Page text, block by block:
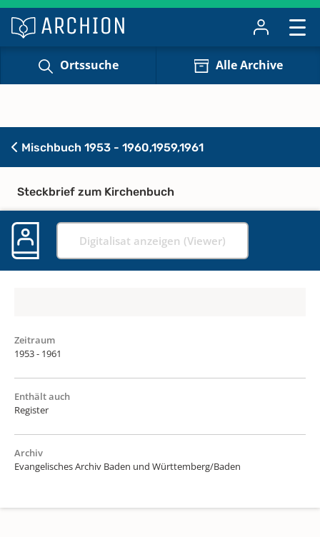
Ortssuche Alle Archive
Mischbuch 1953 - 1960,1959,1961
Steckbrief zum Kirchenbuch
Digitalisat anzeigen (Viewer)
Zeitraum
1953 - 1961
Enthält auch
Register
Archiv
Evangelisches Archiv Baden und Württemberg/Baden